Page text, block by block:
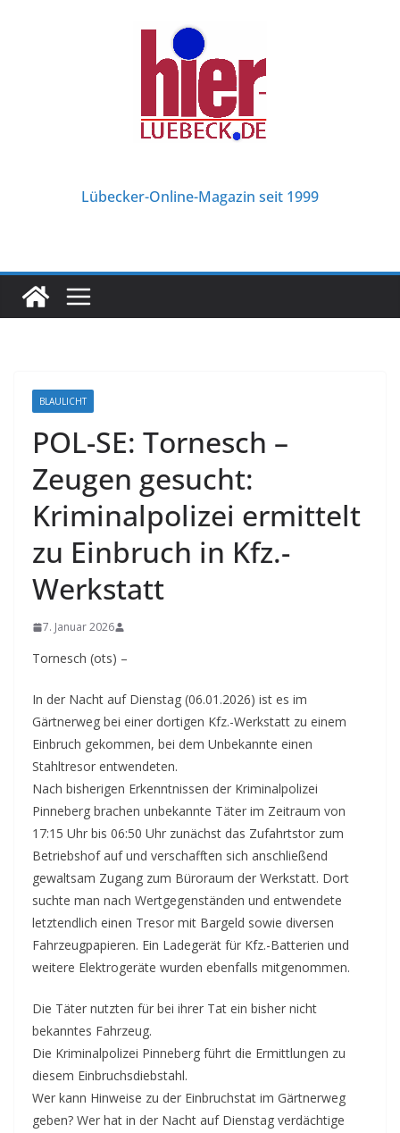
Lübecker-Online-Magazin seit 1999
BLAULICHT
POL-SE: Tornesch –
Zeugen gesucht:
Kriminalpolizei ermittelt
zu Einbruch in Kfz.-
Werkstatt
7. Januar 2026
Tornesch (ots) –
In der Nacht auf Dienstag (06.01.2026) ist es im
Gärtnerweg bei einer dortigen Kfz.-Werkstatt zu einem
Einbruch gekommen, bei dem Unbekannte einen
Stahltresor entwendeten.
Nach bisherigen Erkenntnissen der Kriminalpolizei
Pinneberg brachen unbekannte Täter im Zeitraum von
17:15 Uhr bis 06:50 Uhr zunächst das Zufahrtstor zum
Betriebshof auf und verschafften sich anschließend
gewaltsam Zugang zum Büroraum der Werkstatt. Dort
suchte man nach Wertgegenständen und entwendete
letztendlich einen Tresor mit Bargeld sowie diversen
Fahrzeugpapieren. Ein Ladegerät für Kfz.-Batterien und
weitere Elektrogeräte wurden ebenfalls mitgenommen.
Die Täter nutzten für bei ihrer Tat ein bisher nicht
bekanntes Fahrzeug.
Die Kriminalpolizei Pinneberg führt die Ermittlungen zu
diesem Einbruchsdiebstahl.
Wer kann Hinweise zu der Einbruchstat im Gärtnerweg
geben? Wer hat in der Nacht auf Dienstag verdächtige